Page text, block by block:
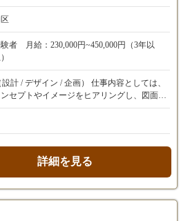
者 月給：230,000円~450,000円（3年以
計 / デザイン / 企画） 仕事内容としては、
セプトやイメージをヒアリングし、図面・
料・などで提案していきます。 時には海
様とリサーチしに 行くこともあります。
まれば、予算管理・発注・工事の手配を行
くチェックしていきます。 (2)現場監
や資材・協力業者の手配をはじめ、スケジュ
詳細を見る